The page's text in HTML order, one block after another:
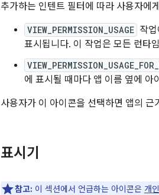
추가하는 인텐트 필터에 따라 사용자에
VIEW_PERMISSION_USAGE 작
표시됩니다. 이 작업은 모든 런타
에 표시될 때마다 앱 이름 옆에 아
사용자가 이 아이콘을 선택하면 앱의 근
표시기
참고: 이 섹션에서 언급하는 아이콘은 개